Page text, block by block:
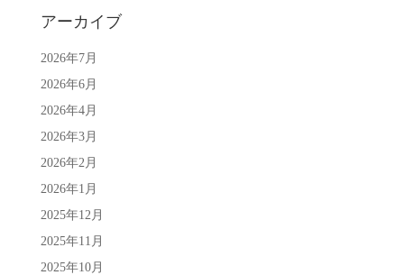
アーカイブ
2026年7月
2026年6月
2026年4月
2026年3月
2026年2月
2026年1月
2025年12月
2025年11月
2025年10月